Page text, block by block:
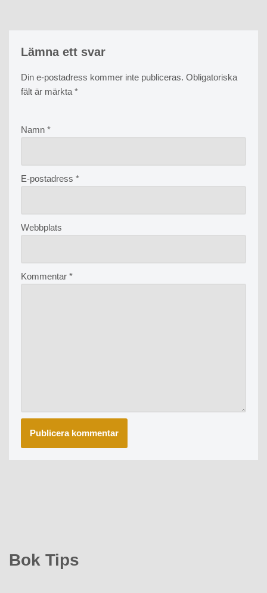
Lämna ett svar
Din e-postadress kommer inte publiceras. Obligatoriska
fält är märkta *
Namn *
E-postadress *
Webbplats
Kommentar *
Bok Tips